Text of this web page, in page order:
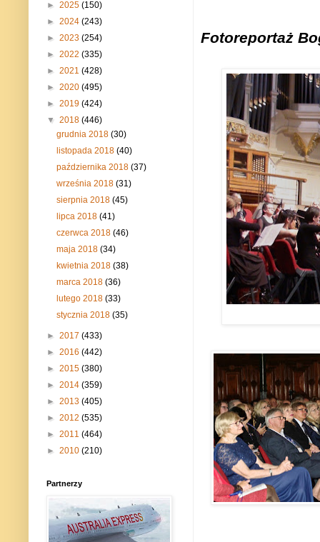
Fotoreportaż
► 2025 (150)
► 2024 (243)
► 2023 (254)
► 2022 (335)
► 2021 (428)
► 2020 (495)
► 2019 (424)
▼ 2018 (446)
grudnia 2018(30)
listopada 2018(40)
października 2018(37)
września 2018(31)
sierpnia 2018(45)
lipca 2018(41)
czerwca 2018(46)
maja 2018(34)
kwietnia 2018(38)
marca 2018(36)
lutego 2018(33)
stycznia 2018(35)
► 2017 (433)
► 2016 (442)
► 2015 (380)
► 2014 (359)
► 2013 (405)
► 2012 (535)
► 2011 (464)
► 2010 (210)
Partnerzy